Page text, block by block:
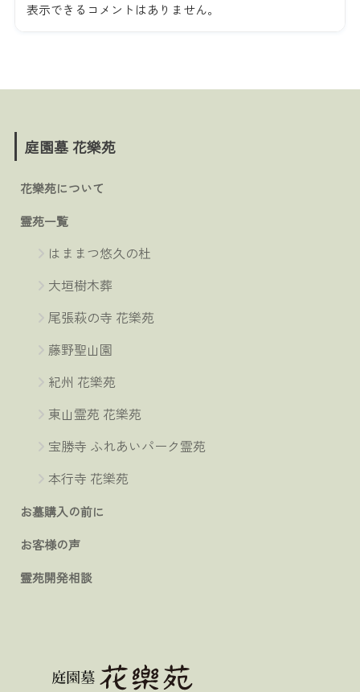
表示できるコメントはありません。
庭園墓 花樂苑
花樂苑について
霊苑一覧
はままつ悠久の杜
大垣樹木葬
尾張萩の寺 花樂苑
藤野聖山園
紀州 花樂苑
東山霊苑 花樂苑
宝勝寺 ふれあいパーク霊苑
本行寺 花樂苑
お墓購入の前に
お客様の声
霊苑開発相談